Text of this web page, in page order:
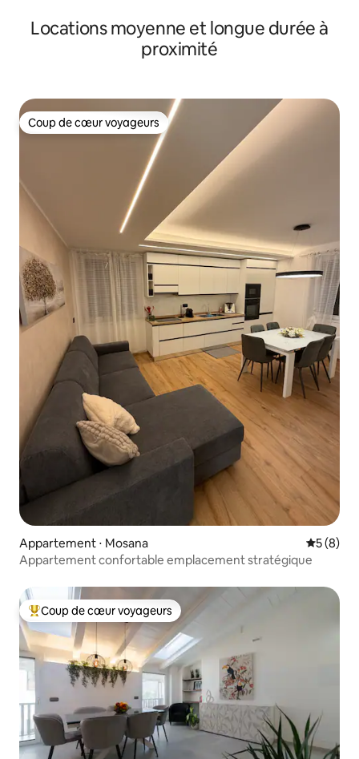
Locations moyenne et longue durée à
proximité
Coup de cœur voyageurs
Coup de cœur voyageurs
Appartement ⋅ Mosana
5 (8)
Appartement confortable emplacement stratégique
Coups de cœur voyageurs les plus appréciés
Coup de cœur voyageurs